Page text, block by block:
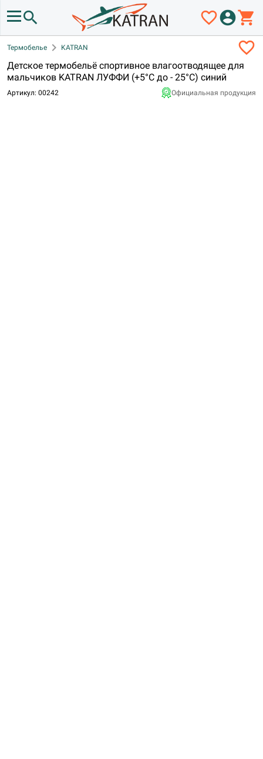
search favorite_borderaccount_circleshopping_cart
Термобелье chevron_right KATRAN favorite_border
Детское термобельё спортивное влагоотводящее для
мальчиков KATRAN ЛУФФИ (+5°С до - 25°С) синий
Артикул: 00242 Официальная продукция